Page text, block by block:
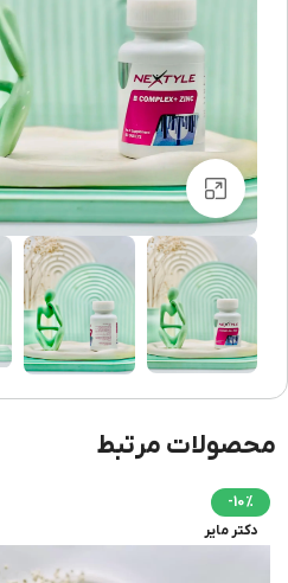
برای بزرگنمایی کلیک کنید
محصولات مرتبط
-10%
دکتر مایر